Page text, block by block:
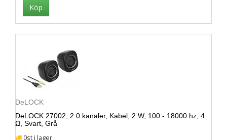
DeLOCK
DeLOCK 27002, 2.0 kanaler, Kabel, 2 W, 100 - 18000 hz, 4
Ω, Svart, Grå
0st i lager